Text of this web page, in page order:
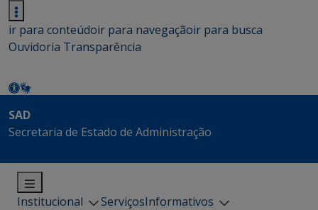
ir para conteúdoir para navegaçãoir para busca
Ouvidoria Transparência
SAD
Secretaria de Estado de Administração
Institucional ServiçosInformativos